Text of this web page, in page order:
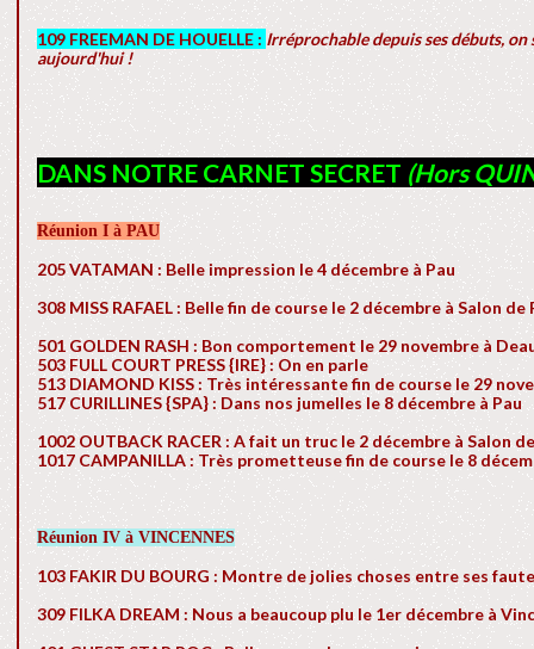
109 FREEMAN DE HOUELLE : Irréprochable depuis ses débuts,
aujourd'hui !
DANS NOTRE CARNET SECRET (Hors
Réunion I à PAU
205 VATAMAN : Belle impression le 4 décembre à Pau
308 MISS RAFAEL : Belle fin de course le 2 décembre à Salon de
501 GOLDEN RASH : Bon comportement le 29 novembre à
503 FULL COURT PRESS {IRE} : On en parle
513 DIAMOND KISS : Très intéressante fin de course le 29
517 CURILLINES {SPA} : Dans nos jumelles le 8 décembre à Pau
1002 OUTBACK RACER : A fait un truc le 2 décembre à Salon
1017 CAMPANILLA : Très prometteuse fin de course le 8
Réunion IV à VINCENNES
103 FAKIR DU BOURG : Montre de jolies choses entre ses
309 FILKA DREAM : Nous a beaucoup plu le 1er décembre à